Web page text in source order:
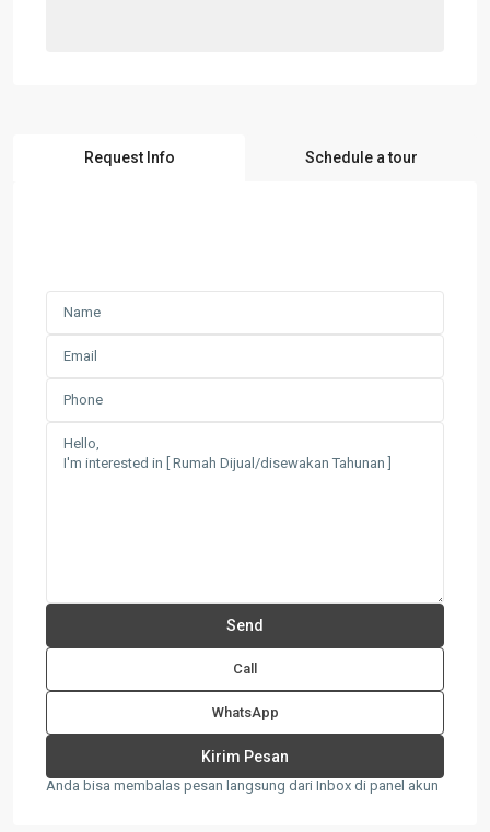
Request Info Schedule a tour
Call
WhatsApp
Anda bisa membalas pesan langsung dari Inbox di panel akun